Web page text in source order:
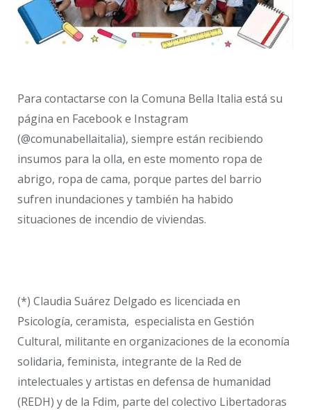
Para contactarse con la Comuna Bella Italia está su
página en Facebook e Instagram
(@comunabellaitalia), siempre están recibiendo
insumos para la olla, en este momento ropa de
abrigo, ropa de cama, porque partes del barrio
sufren inundaciones y también ha habido
situaciones de incendio de viviendas.
(*) Claudia Suárez Delgado es licenciada en
Psicología, ceramista, especialista en Gestión
Cultural, militante en organizaciones de la economía
solidaria, feminista, integrante de la Red de
intelectuales y artistas en defensa de humanidad
(REDH) y de la Fdim, parte del colectivo Libertadoras